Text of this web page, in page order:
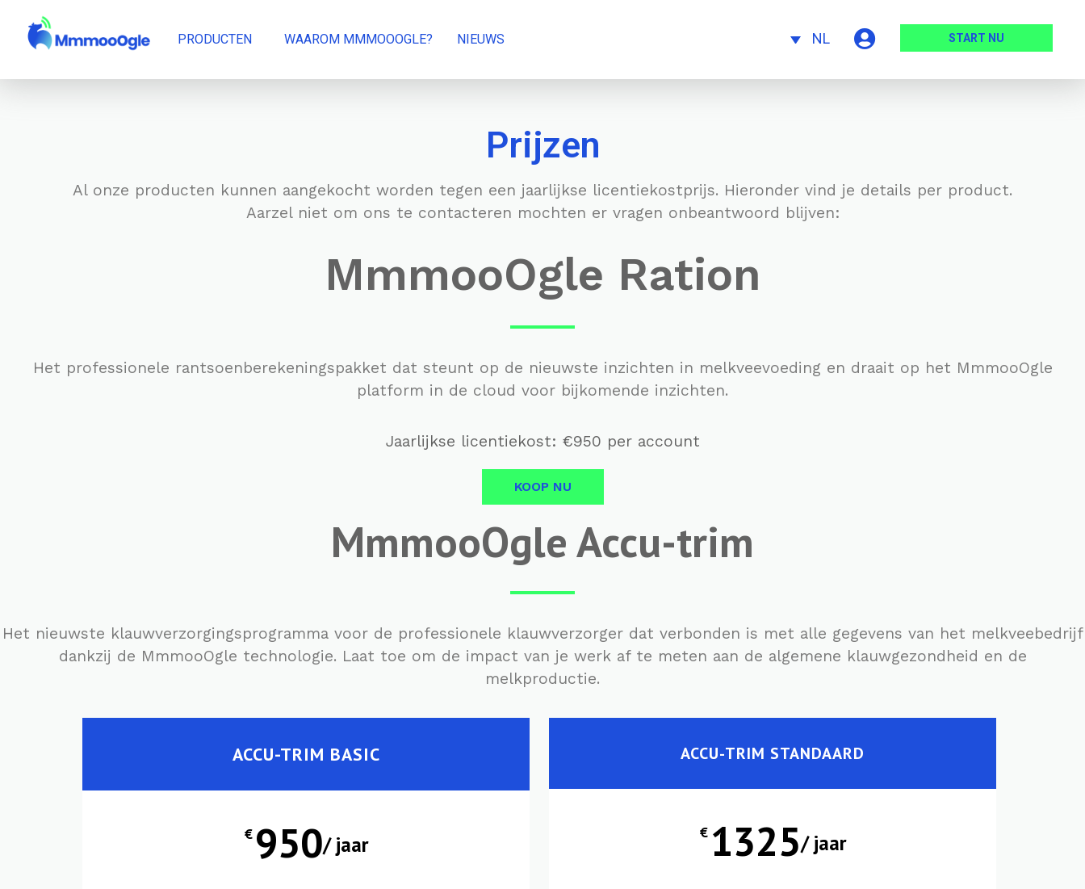
PRODUCTEN WAAROM MMMOOOGLE? NIEUWS NL START NU
Prijzen
Al onze producten kunnen aangekocht worden tegen een jaarlijkse licentiekostprijs. Hieronder vind je details per product.
Aarzel niet om ons te contacteren mochten er vragen onbeantwoord blijven:
MmmooOgle Ration
Het professionele rantsoenberekeningspakket dat steunt op de nieuwste inzichten in melkveevoeding en draait op het MmmooOgle
platform in de cloud voor bijkomende inzichten.
Jaarlijkse licentiekost: €950 per account
KOOP NU
MmmooOgle Accu-trim
Het nieuwste klauwverzorgingsprogramma voor de professionele klauwverzorger dat verbonden is met alle gegevens van het melkveebedrijf
dankzij de MmmooOgle technologie. Laat toe om de impact van je werk af te meten aan de algemene klauwgezondheid en de
melkproductie.
ACCU-TRIM BASIC
€ 950/ jaar
ACCU-TRIM STANDAARD
€ 1325/ jaar